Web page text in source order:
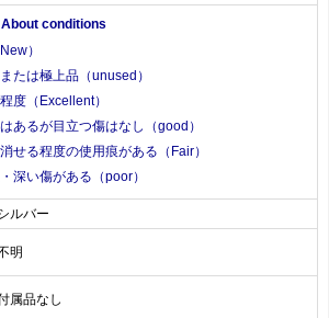
About conditions
）
たは極上品（unused）
度（Excellent）
あるが目立つ傷はなし（good）
せる程度の使用痕がある（Fair）
深い傷がある（poor）
ルバー
明
属品なし